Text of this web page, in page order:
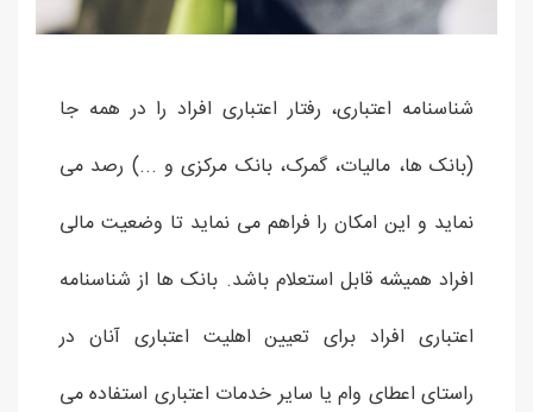
شناسنامه اعتباری، رفتار اعتباری افراد را در همه جا
(بانک ها، مالیات، گمرک، بانک مرکزی و ...) رصد می
نماید و این امکان را فراهم می نماید تا وضعیت مالی
افراد همیشه قابل استعلام باشد. بانک ها از شناسنامه
اعتباری افراد برای تعیین اهلیت اعتباری آنان در
راستای اعطای وام یا سایر خدمات اعتباری استفاده می